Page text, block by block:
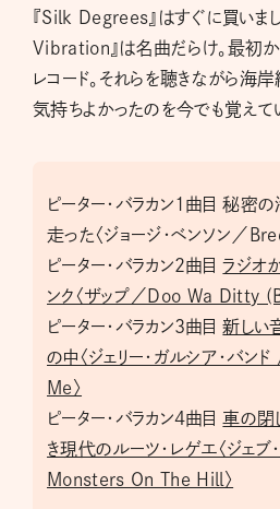
『Silk Degrees』はすぐに買いま
Vibration』は名曲だらけ。最初
レコード。それらを聴きながら海岸
気持ちよかったのを今でも覚えて
ピーター・バラカン1曲目 秘密
走った〈ジョージ・ベンソン／
ピーター・バラカン2曲目ラジオ
ンク〈ザップ／Doo Wa Ditty
ピーター・バラカン3曲目新しい
の中〈ジェリー・ガルシア・バ
Me〉
ピーター・バラカン4曲目車の閉
き現代のルーツ・レゲエ〈ジェブ
Monsters On The Hill〉